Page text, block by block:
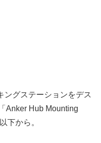
グステーションをデス
Anker Hub Mounting
下から。